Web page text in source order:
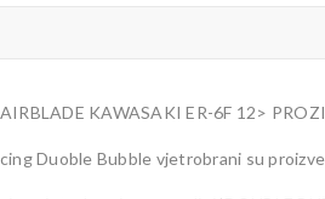
KAWASAKI ER-6F 12>
Duoble Bubble vjetrobrani su